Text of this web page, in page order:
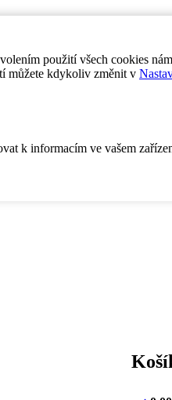
použití všech cookies
můžete kdykoliv změnit v
k informacím ve vašem